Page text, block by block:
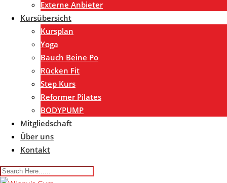
Externe Anbieter
Kursübersicht
Kursplan
Yoga
Bauch Beine Po
Rücken Fit
Step Kurs
Reformer Pilates
BODYPUMP
Mitgliedschaft
Über uns
Kontakt